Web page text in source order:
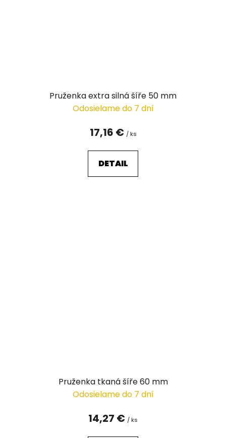
Pruženka extra silná šíře 50 mm
Odosielame do 7 dní
17,16 € / ks
DETAIL
Pruženka tkaná šíře 60 mm
Odosielame do 7 dní
14,27 € / ks